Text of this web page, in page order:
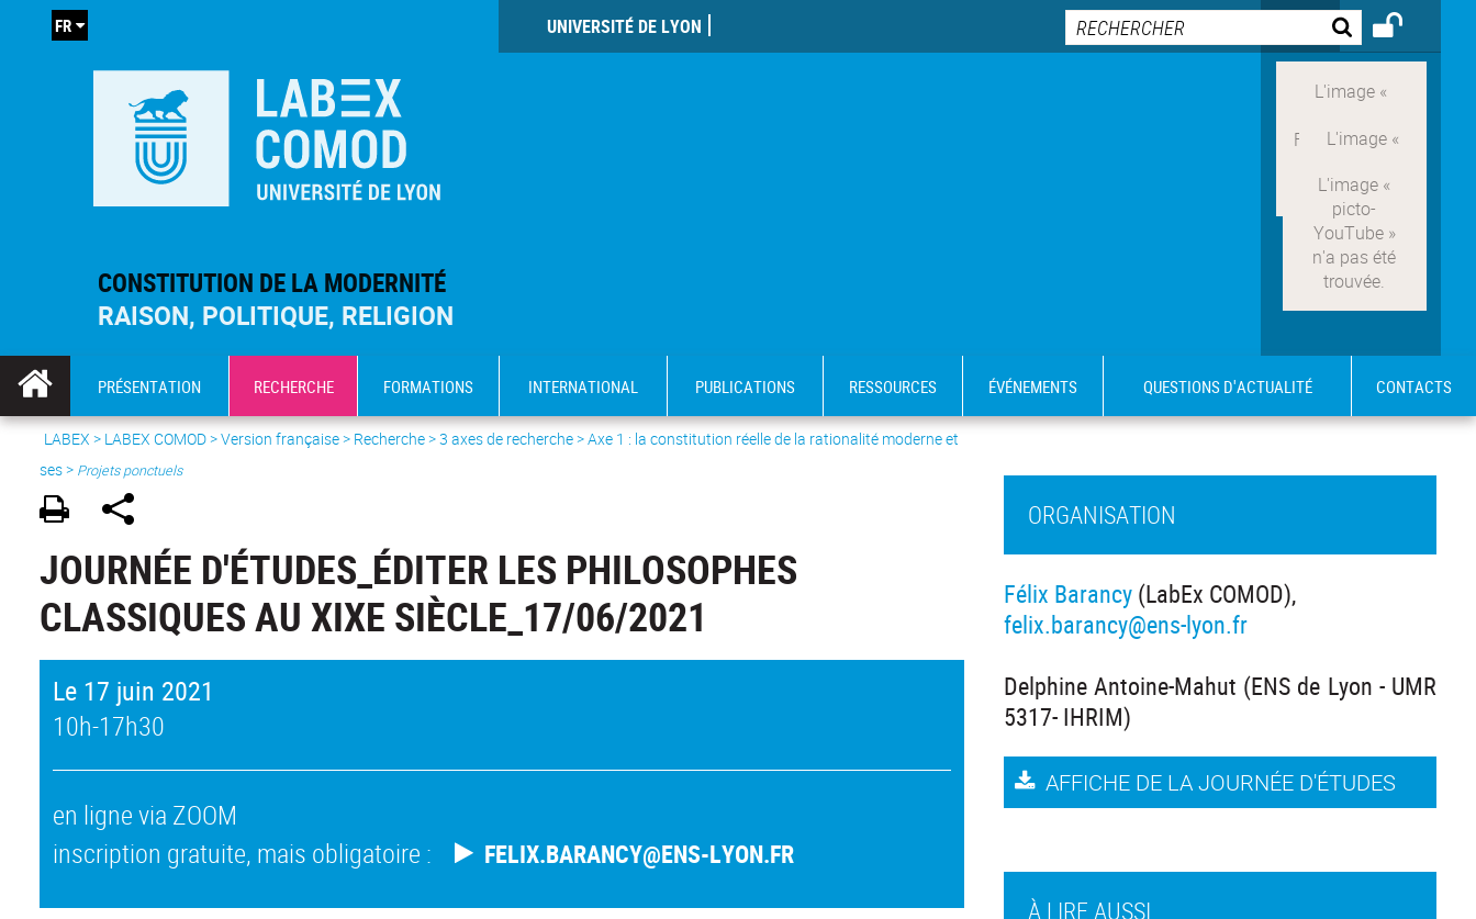
CONSTITUTION DE LA MODERNITÉ
RAISON, POLITIQUE, RELIGION
UNIVERSITÉ DE LYON
FR
PRÉSENTATION RECHERCHE FORMATIONS INTERNATIONAL PUBLICATIONS RESSOURCES ÉVÉNEMENTS QUESTIONS D'ACTUALITÉ CONTACTS
LABEX > LABEX COMOD>Version française> Recherche >3 axes de recherche>Axe 1 : la constitution réelle de la rationalité moderne et
ses> Projets ponctuels
JOURNÉE D'ÉTUDES_ÉDITER LES PHILOSOPHES
CLASSIQUES AU XIXE SIÈCLE_17/06/2021
Le 17 juin 2021
10h-17h30
en ligne via ZOOM
inscription gratuite, mais obligatoire :
FELIX.BARANCY@ENS-LYON.FR
À LIRE AUSSI
ORGANISATION
Félix Barancy(LabEx COMOD),
felix.barancy@ens-lyon.fr
Delphine Antoine-Mahut (ENS de Lyon - UMR
5317- IHRIM)
AFFICHE DE LA JOURNÉE D'ÉTUDES